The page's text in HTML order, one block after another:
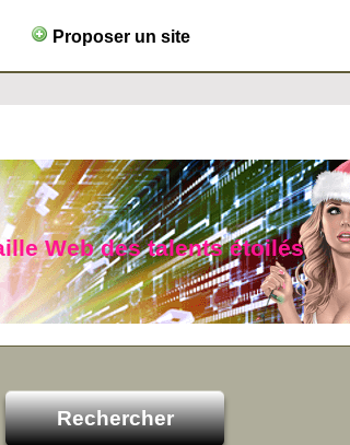
Proposer un site
Web des talents étoilés